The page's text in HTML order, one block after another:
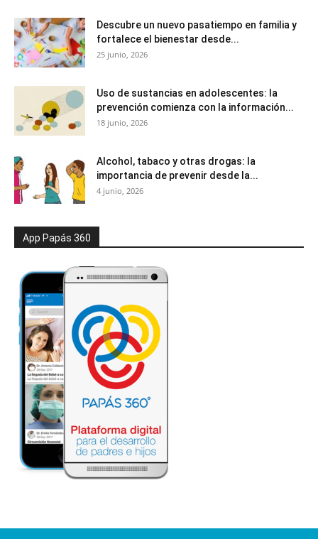
Descubre un nuevo pasatiempo en familia y
fortalece el bienestar desde...
25 junio, 2026
Uso de sustancias en adolescentes: la
prevención comienza con la información...
18 junio, 2026
Alcohol, tabaco y otras drogas: la
importancia de prevenir desde la...
4 junio, 2026
App Papás 360